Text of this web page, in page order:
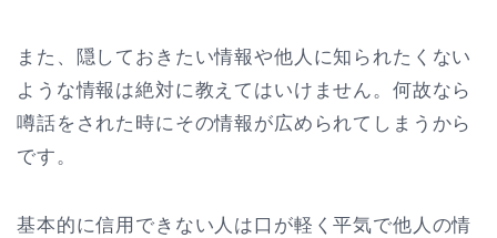
また、隠しておきたい情報や他人に知られたくない
ような情報は絶対に教えてはいけません。何故なら
噂話をされた時にその情報が広められてしまうから
です。
基本的に信用できない人は口が軽く平気で他人の情